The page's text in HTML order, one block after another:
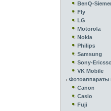
BenQ-
Fly
LG
Motorola
Nokia
Philips
Samsung
Sony-
VK Mobile
Canon
Casio
Fuji